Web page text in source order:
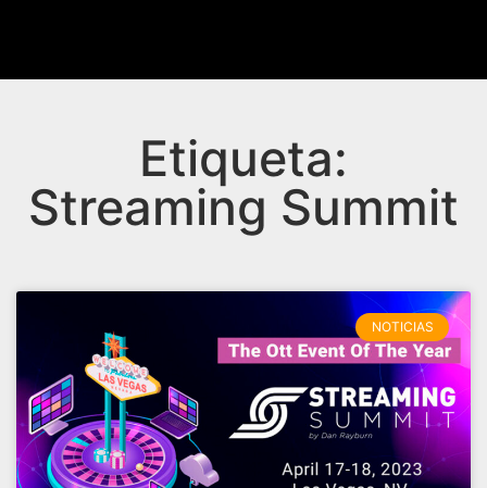
Etiqueta:
Streaming Summit
NOTICIAS